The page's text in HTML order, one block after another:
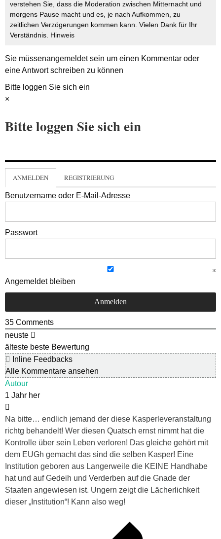
verstehen Sie, dass die Moderation zwischen Mitternacht und
morgens Pause macht und es, je nach Aufkommen, zu
zeitlichen Verzögerungen kommen kann. Vielen Dank für Ihr
Verständnis. Hinweis
Sie müssenangemeldetsein um einen Kommentar oder
eine Antwort schreiben zu können
Bitte loggen Sie sich ein
×
Bitte loggen Sie sich ein
ANMELDEN REGISTRIERUNG
Benutzername oder E-Mail-Adresse
Passwort
Angemeldet bleiben
35 Comments
neuste
älteste beste Bewertung
Inline Feedbacks
Alle Kommentare ansehen
Autour
1 Jahr her
Na bitte… endlich jemand der diese Kasperleveranstaltung
richtg behandelt! Wer diesen Quatsch ernst nimmt hat die
Kontrolle über sein Leben verloren! Das gleiche gehört mit
dem EUGh gemacht das sind die selben Kasper! Eine
Institution geboren aus Langerweile die KEINE Handhabe
hat und auf Gedeih und Verderben auf die Gnade der
Staaten angewiesen ist. Ungern zeigt die Lächerlichkeit
dieser „Institution“! Kann also weg!